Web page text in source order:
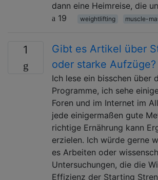
dann eine Heimreise, die
19
weightlifting muscle-
1
Gibt es Artikel über
oder starke Aufzüge?
Ich lese ein bisschen über
Programme, ich sehe
Foren und im Internet im
jede einigermaßen gute
richtige Ernährung kann
erzielen. Ich würde gerne
es Arbeiten oder
Untersuchungen, die die
Effizienz der Starting